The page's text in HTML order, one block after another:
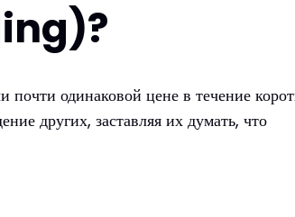
одинаковой цене в течение
других, заставляя их думать, что